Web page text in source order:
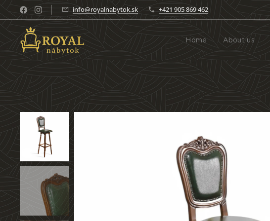
info@royalnabytok.sk +421 905 869 462
Home About us